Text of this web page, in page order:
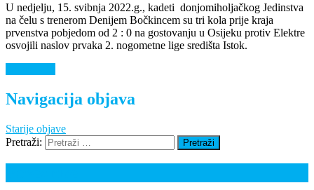
U nedjelju, 15. svibnja 2022.g., kadeti donjomiholjačkog Jedinstva
na čelu s trenerom Denijem Bočkincem su tri kola prije kraja
prvenstva pobjedom od 2 : 0 na gostovanju u Osijeku protiv Elektre
osvojili naslov prvaka 2. nogometne lige središta Istok.
Navigacija objava
Starije objave
Pretraži: